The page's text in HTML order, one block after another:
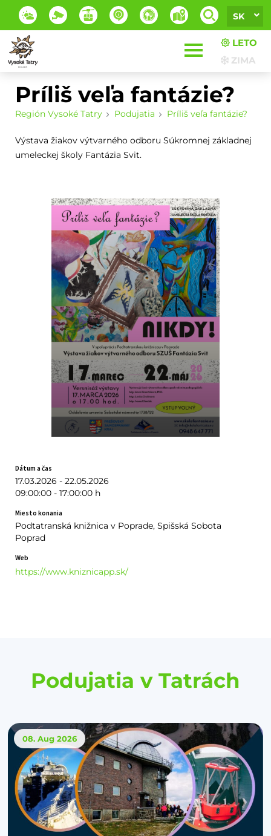
SK
LETO
ZIMA
Príliš veľa fantázie?
Región Vysoké Tatry Podujatia Príliš veľa fantázie?
Výstava žiakov výtvarného odboru Súkromnej základnej
umeleckej školy Fantázia Svit.
Dátum a čas
17.03.2026 - 22.05.2026
09:00:00 - 17:00:00 h
Miesto konania
Podtatranská knižnica v Poprade, Spišská Sobota
Poprad
Web
https://www.kniznicapp.sk/
Podujatia v Tatrách
08. Aug 2026